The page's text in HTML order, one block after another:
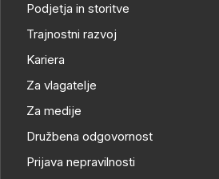
Podjetja in storitve
Trajnostni razvoj
Kariera
Za vlagatelje
Za medije
Družbena odgovornost
Prijava nepravilnosti